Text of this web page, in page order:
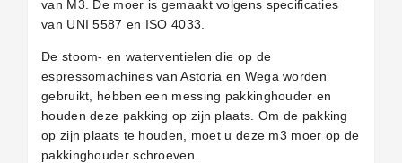
van M3. De moer is gemaakt volgens specificaties
van UNI 5587 en ISO 4033.
De stoom- en waterventielen die op de
espressomachines van Astoria en Wega worden
gebruikt, hebben een messing pakkinghouder en
houden deze pakking op zijn plaats. Om de pakking
op zijn plaats te houden, moet u deze m3 moer op de
pakkinghouder schroeven.